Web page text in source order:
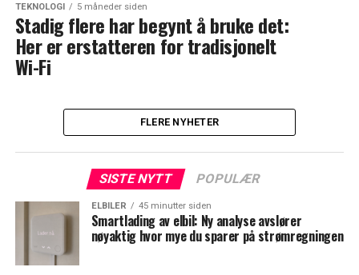
TEKNOLOGI 5 måneder siden
Stadig flere har begynt å bruke det:
Her er erstatteren for tradisjonelt
Wi-Fi
FLERE NYHETER
SISTE NYTT POPULÆR
ELBILER 45 minutter siden
Smartlading av elbil: Ny analyse avslører
nøyaktig hvor mye du sparer på strømregningen